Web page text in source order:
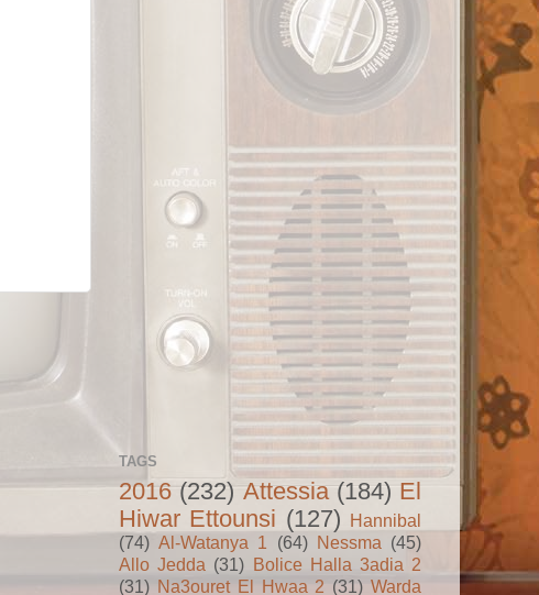
TAGS
2016 (232) Attessia (184) El
Hiwar Ettounsi (127) Hannibal
(74) Al-Watanya 1 (64) Nessma (45)
Allo Jedda (31) Bolice Halla 3adia 2
(31) Na3ouret El Hwaa 2 (31) Warda